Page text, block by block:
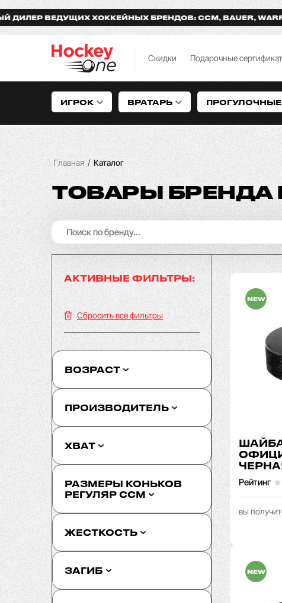
ХОККЕЙНЫХ БРЕНДОВ: CCM, BAUER, WARRIOR, ЗАРЯД
Скидки Подарочные
ИГРОК ВРАТАРЬ
Главная / Каталог
ТОВАРЫ БРЕНДА
АКТИВНЫЕ ФИЛЬТРЫ:
Сбросить все фильтры
ВОЗРАСТ
ПРОИЗВОДИТЕЛЬ
ХВАТ
РАЗМЕРЫ КОНЬКОВ
РЕГУЛЯР CCM
ЖЕСТКОСТЬ
ЗАГИБ
NEW
Рейтинг
вы
NEW